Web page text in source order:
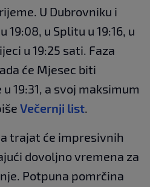
U Dubrovniku i
19:08, u Splitu u 19:16, u
u 19:25 sati. Faza
će Mjesec biti
19:31, a svoj maksimum
Večernji list.
trajat će impresivnih
dovoljno vremena za
Potpuna pomrčina